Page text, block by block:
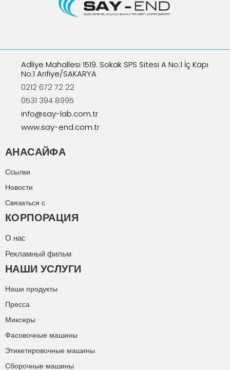
Adliye Mahallesi 1519. Sokak SPS Sitesi A No:1 İç Kapı
No:1 Arifiye/SAKARYA
0212 672 72 22
0531 394 8995
info@say-lab.com.tr
www.say-end.com.tr
АНАСАЙФА
Ссылки
Новости
Связаться с
КОРПОРАЦИЯ
О нас
Рекламный фильм
НАШИ УСЛУГИ
Наши продукты
Пресса
Миксеры
Фасовочные машины
Этикетировочные машины
Сборочные машины